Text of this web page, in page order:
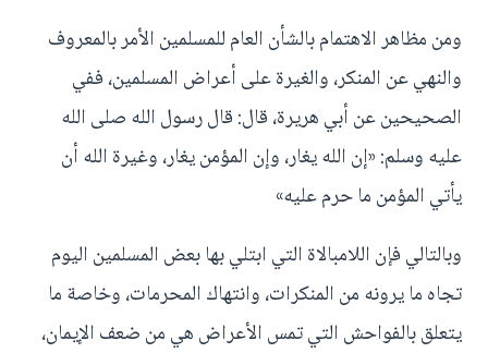
ومن مظاهر الاهتمام بالشأن العام للمسلمين الأمر بالمعروف
والنهي عن المنكر، والغيرة على أعراض المسلمين، ففي
الصحيحين عن أبي هريرة، قال: قال رسول الله صلى الله
عليه وسلم: «إن الله يغار، وإن المؤمن يغار، وغيرة الله أن
يأتي المؤمن ما حرم عليه»
وبالتالي فإن اللامبالاة التي ابتلي بها بعض المسلمين اليوم
تجاه ما يرونه من المنكرات، وانتهاك المحرمات، وخاصة ما
يتعلق بالفواحش التي تمس الأعراض هي من ضعف الإيمان،